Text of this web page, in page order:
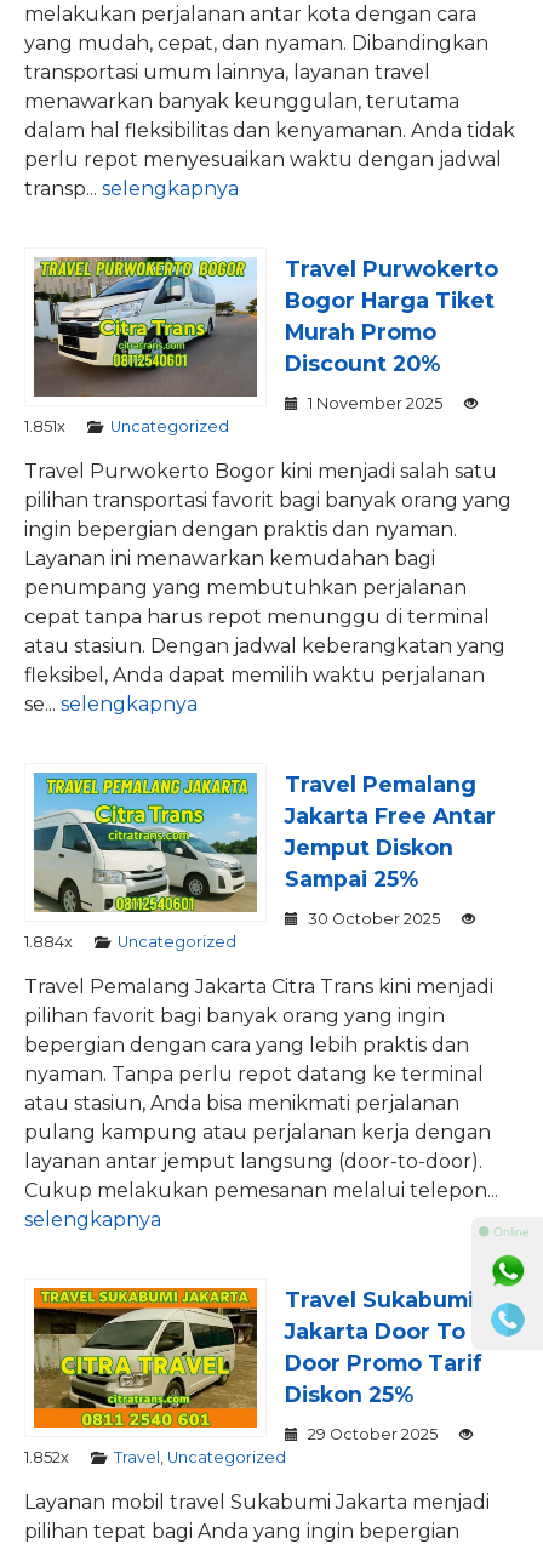
melakukan perjalanan antar kota dengan cara
yang mudah, cepat, dan nyaman. Dibandingkan
transportasi umum lainnya, layanan travel
menawarkan banyak keunggulan, terutama
dalam hal fleksibilitas dan kenyamanan. Anda tidak
perlu repot menyesuaikan waktu dengan jadwal
transp... selengkapnya
Travel Purwokerto
Bogor Harga Tiket
Murah Promo
Discount 20%
1 November 2025
1.851x
Uncategorized
Travel Purwokerto Bogor kini menjadi salah satu
pilihan transportasi favorit bagi banyak orang yang
ingin bepergian dengan praktis dan nyaman.
Layanan ini menawarkan kemudahan bagi
penumpang yang membutuhkan perjalanan
cepat tanpa harus repot menunggu di terminal
atau stasiun. Dengan jadwal keberangkatan yang
fleksibel, Anda dapat memilih waktu perjalanan
se... selengkapnya
Travel Pemalang
Jakarta Free Antar
Jemput Diskon
Sampai 25%
30 October 2025
1.884x
Uncategorized
Travel Pemalang Jakarta Citra Trans kini menjadi
pilihan favorit bagi banyak orang yang ingin
bepergian dengan cara yang lebih praktis dan
nyaman. Tanpa perlu repot datang ke terminal
atau stasiun, Anda bisa menikmati perjalanan
pulang kampung atau perjalanan kerja dengan
layanan antar jemput langsung (door-to-door).
Cukup melakukan pemesanan melalui telepon...
selengkapnya
Travel Sukabumi
Jakarta Door To
Door Promo Tarif
Diskon 25%
29 October 2025
1.852x
Travel Uncategorized
Layanan mobil travel Sukabumi Jakarta menjadi
pilihan tepat bagi Anda yang ingin bepergian
⚫ Online